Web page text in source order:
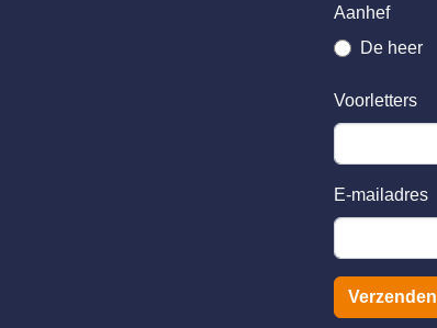
Aanhef
De heer
Voorletters
E-mailadres
Verzenden